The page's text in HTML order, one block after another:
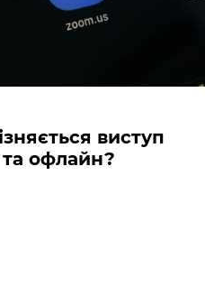
виступ
офлайн?